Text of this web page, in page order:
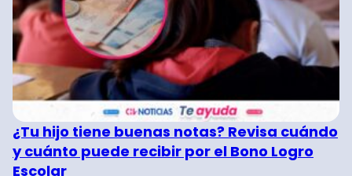
¿Tu hijo tiene buenas notas? Revisa cuándo
y cuánto puede recibir por el Bono Logro
Escolar